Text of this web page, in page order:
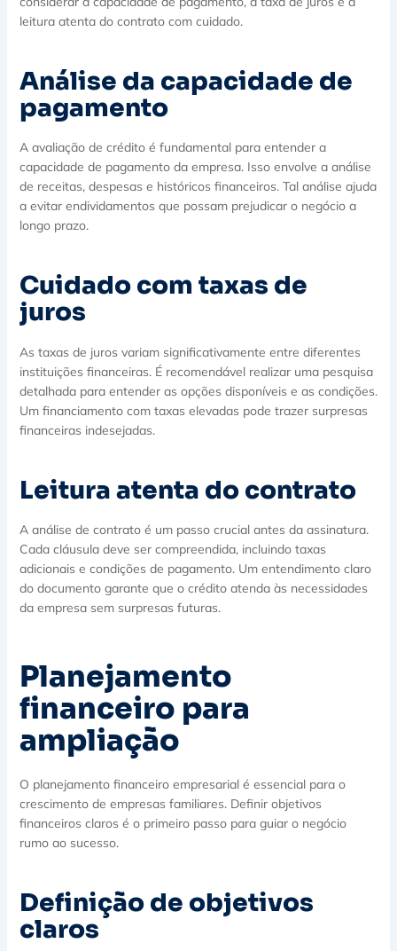
leitura atenta do contrato com cuidado.
Análise da capacidade de
pagamento
A avaliação de crédito é fundamental para entender a
capacidade de pagamento da empresa. Isso envolve a análise
de receitas, despesas e históricos financeiros. Tal análise ajuda
a evitar endividamentos que possam prejudicar o negócio a
longo prazo.
Cuidado com taxas de
juros
As taxas de juros variam significativamente entre diferentes
instituições financeiras. É recomendável realizar uma pesquisa
detalhada para entender as opções disponíveis e as condições.
Um financiamento com taxas elevadas pode trazer surpresas
financeiras indesejadas.
Leitura atenta do contrato
A análise de contrato é um passo crucial antes da assinatura.
Cada cláusula deve ser compreendida, incluindo taxas
adicionais e condições de pagamento. Um entendimento claro
do documento garante que o crédito atenda às necessidades
da empresa sem surpresas futuras.
Planejamento
financeiro para
ampliação
O planejamento financeiro empresarial é essencial para o
crescimento de empresas familiares. Definir objetivos
financeiros claros é o primeiro passo para guiar o negócio
rumo ao sucesso.
Definição de objetivos
claros